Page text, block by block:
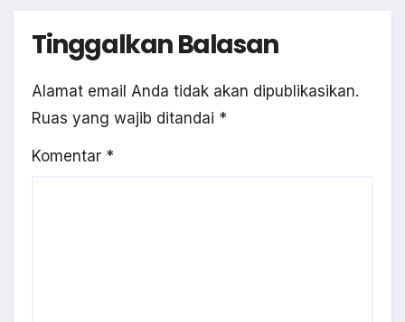
Tinggalkan Balasan
Alamat email Anda tidak akan dipublikasikan.
Ruas yang wajib ditandai *
Komentar *